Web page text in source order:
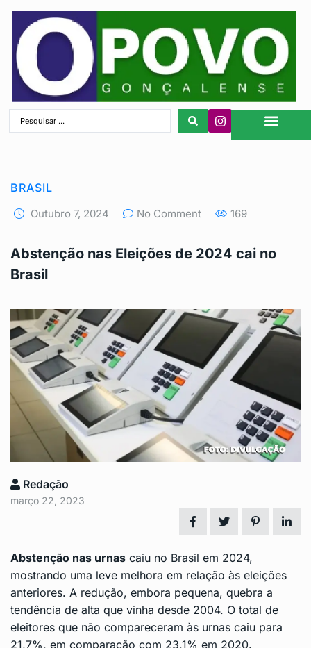
BRASIL
Outubro 7, 2024 No Comment 169
Abstenção nas Eleições de 2024 cai no
Brasil
Redação
março 22, 2023
Abstenção nas urnas caiu no Brasil em 2024,
mostrando uma leve melhora em relação às eleições
anteriores. A redução, embora pequena, quebra a
tendência de alta que vinha desde 2004. O total de
eleitores que não compareceram às urnas caiu para
21,7%, em comparação com 23,1% em 2020.